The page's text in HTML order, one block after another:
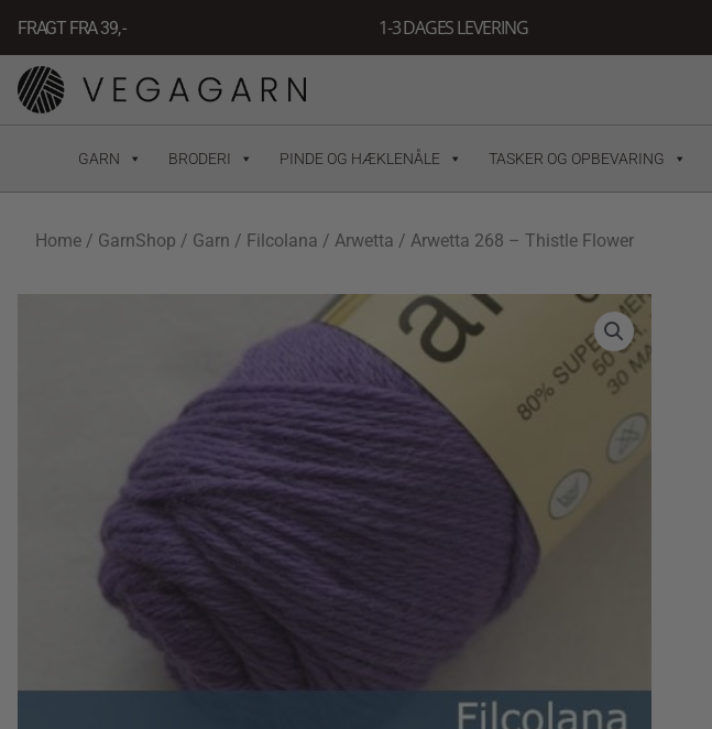
indholdet
FRAGT FRA 39, - 1-3 DAGES LEVERING
GARN BRODERI PINDE OG HÆKLENÅLE TASKER OG OPBEVARING
Home / GarnShop / Garn / Filcolana / Arwetta / Arwetta 268 – Thistle Flower